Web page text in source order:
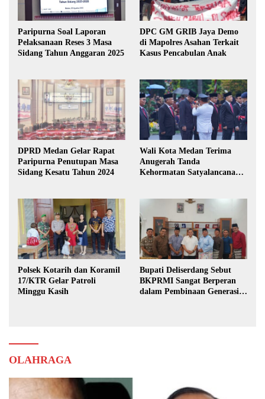
Paripurna Soal Laporan
Pelaksanaan Reses 3 Masa
Sidang Tahun Anggaran 2025
DPC GM GRIB Jaya Demo
di Mapolres Asahan Terkait
Kasus Pencabulan Anak
DPRD Medan Gelar Rapat
Paripurna Penutupan Masa
Sidang Kesatu Tahun 2024
Wali Kota Medan Terima
Anugerah Tanda
Kehormatan Satyalancana
Polsek Kotarih dan Koramil
17/KTR Gelar Patroli
Minggu Kasih
Bupati Deliserdang Sebut
BKPRMI Sangat Berperan
dalam Pembinaan Generasi
OLAHRAGA